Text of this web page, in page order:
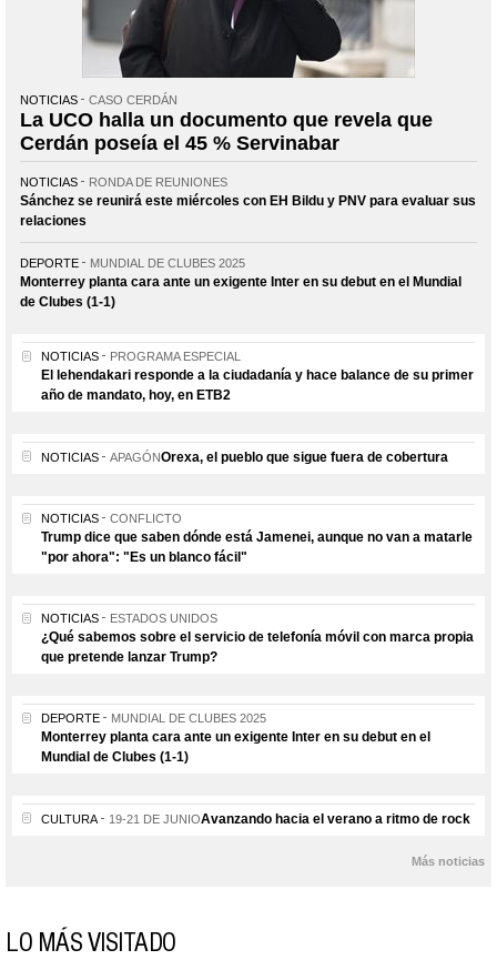
NOTICIAS CASO CERDÁN
La UCO halla un documento que revela que
Cerdán poseía el 45 % Servinabar
NOTICIAS RONDA DE REUNIONES
Sánchez se reunirá este miércoles con EH Bildu y PNV para evaluar sus
relaciones
DEPORTE MUNDIAL DE CLUBES 2025
Monterrey planta cara ante un exigente Inter en su debut en el Mundial
de Clubes (1-1)
NOTICIAS PROGRAMA ESPECIAL
El lehendakari responde a la ciudadanía y hace balance de su primer
año de mandato, hoy, en ETB2
NOTICIAS APAGÓNOrexa, el pueblo que sigue fuera de cobertura
NOTICIAS CONFLICTO
Trump dice que saben dónde está Jamenei, aunque no van a matarle
"por ahora": "Es un blanco fácil"
NOTICIAS ESTADOS UNIDOS
¿Qué sabemos sobre el servicio de telefonía móvil con marca propia
que pretende lanzar Trump?
DEPORTE MUNDIAL DE CLUBES 2025
Monterrey planta cara ante un exigente Inter en su debut en el
Mundial de Clubes (1-1)
CULTURA 19-21 DE JUNIOAvanzando hacia el verano a ritmo de rock
Más noticias
LO MÁS VISITADO